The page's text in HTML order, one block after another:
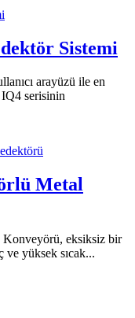
Sistemi
arayüzü ile en
serisinin
Metal
eksiksiz bir
ve yüksek sıcak...